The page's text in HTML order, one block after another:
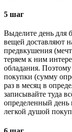
5 шаг
Выделите день для
вещей доставляют
предвкушения
теряем к ним
обладания.
покупки (сумму
раз в месяц в
записывайте туда
определенный день
легкой душой